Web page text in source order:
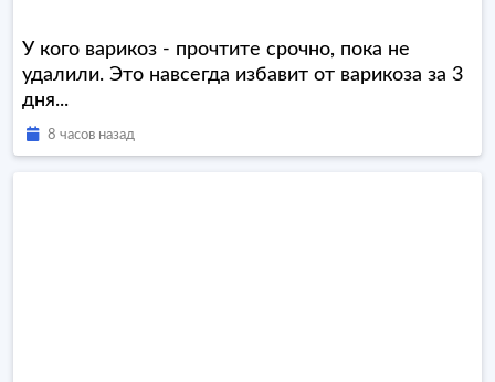
У кого варикоз - прочтите срочно, пока не
удалили. Это навсегда избавит от варикоза за 3
дня...
8 часов назад